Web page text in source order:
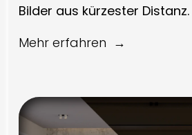
Bilder aus kürzester Distanz.
Mehr erfahren